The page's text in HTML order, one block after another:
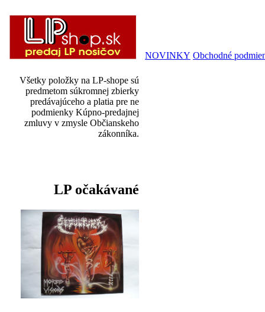
Všetky položky na LP-shope sú
predmetom súkromnej zbierky
predávajúceho a platia pre ne
podmienky Kúpno-predajnej
zmluvy v zmysle Občianskeho
zákonníka.
LP očakávané
NOVINKY Obchodné